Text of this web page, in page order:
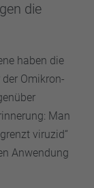
die
haben die
Omikron-
Man
viruzid“
Anwendung